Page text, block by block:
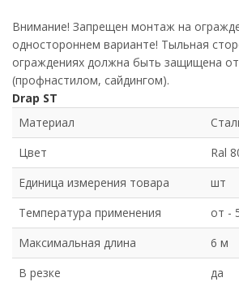
Внимание! Запрещен монтаж на
одностороннем варианте! Тыльная
ограждениях должна быть защищена от
(профнастилом, сайдингом).
Drap ST
Материал
Цвет
Ral
Единица измерения товара
шт
Температура применения
от -
Максимальная длина
6 м
В резке
да